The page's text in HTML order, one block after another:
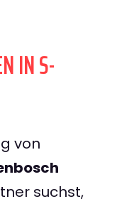
IN S-
von
suchst,